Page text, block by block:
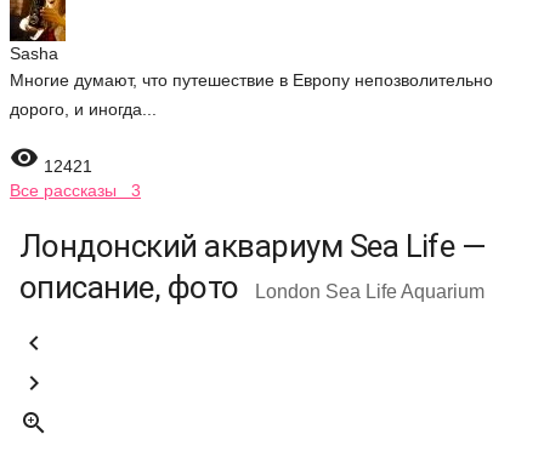
Sasha
Многие думают, что путешествие в Европу непозволительно
дорого, и иногда...
 12421
Все рассказы 3
Лондонский аквариум Sea Life —
описание, фото
London Sea Life Aquarium


